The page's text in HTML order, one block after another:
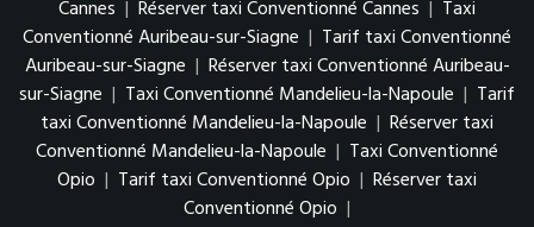
Cannes | Réserver taxi Conventionné Cannes | Taxi
Conventionné Auribeau-sur-Siagne | Tarif taxi Conventionné
Auribeau-sur-Siagne | Réserver taxi Conventionné Auribeau-
sur-Siagne | Taxi Conventionné Mandelieu-la-Napoule | Tarif
taxi Conventionné Mandelieu-la-Napoule | Réserver taxi
Conventionné Mandelieu-la-Napoule | Taxi Conventionné
Opio | Tarif taxi Conventionné Opio | Réserver taxi
Conventionné Opio |